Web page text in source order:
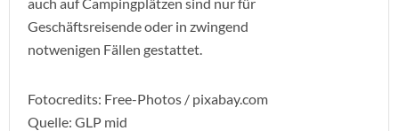
Geschäftsreisende oder in zwingend
notwenigen Fällen gestattet.
Fotocredits: Free-Photos / pixabay.com
Quelle: GLP mid